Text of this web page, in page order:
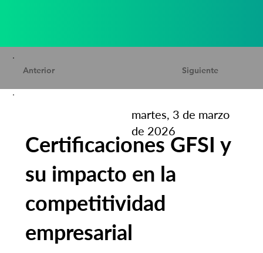
Siguiente
Anterior
martes, 3 de marzo
de 2026
Certificaciones GFSI y
su impacto en la
competitividad
empresarial